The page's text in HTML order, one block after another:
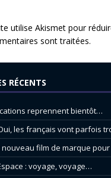
utilise Akismet pour
sont traitées.
RÉCENTS
reprennent bientôt…
les français vont parfois
nouveau film de marque
: voyage, voyage…